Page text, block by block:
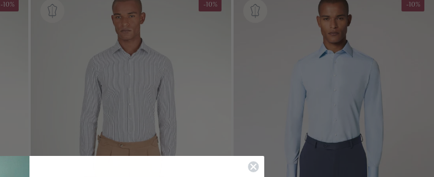
-10% -10% -10%
EL CARRITO RÁPIDO ESTÁ
ACTUALMENTE VACÍO